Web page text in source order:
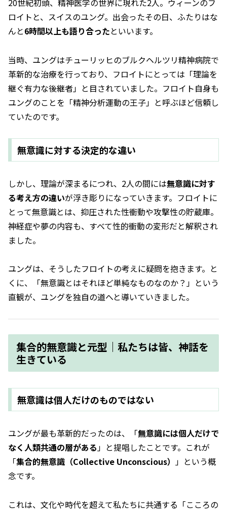
20世紀初頭、精神医学の世界に現れた2人。ウィーンのフ
ロイトと、スイスのユング。出会ったその日、ふたりはな
んと6時間以上も語り合ったといいます。
当時、ユングはチューリッヒのブルクヘルツリ精神病院で
革新的な治療を行っており、フロイトにとっては「理論を
継ぐ有力な後継者」と目されていました。フロイト自身も
ユングのことを「精神分析運動の王子」と呼ぶほど信頼し
ていたのです。
無意識に対する決定的な違い
しかし、理論が深まるにつれ、2人の間には無意識に対す
る考え方の違いが浮き彫りになっていきます。フロイトに
とって無意識とは、抑圧された性衝動や攻撃性の貯蔵庫。
神経症や夢の内容も、すべて性的衝動の変形だと解釈され
ました。
ユングは、そうしたフロイトの考えに疑問を抱きます。と
くに、「無意識とはそれほど単純なものなのか？」という
直観が、ユングを独自の道へと導いていきました。
集合的無意識と元型｜私たちは皆、神話を
生きている
無意識は個人だけのものではない
ユングが最も革新的だったのは、「無意識には個人だけで
なく人類共通の層がある」と提唱したことです。これが
「集合的無意識（Collective Unconscious） 」という概
念です。
これは、文化や時代を超えて私たちに共通する「こころの